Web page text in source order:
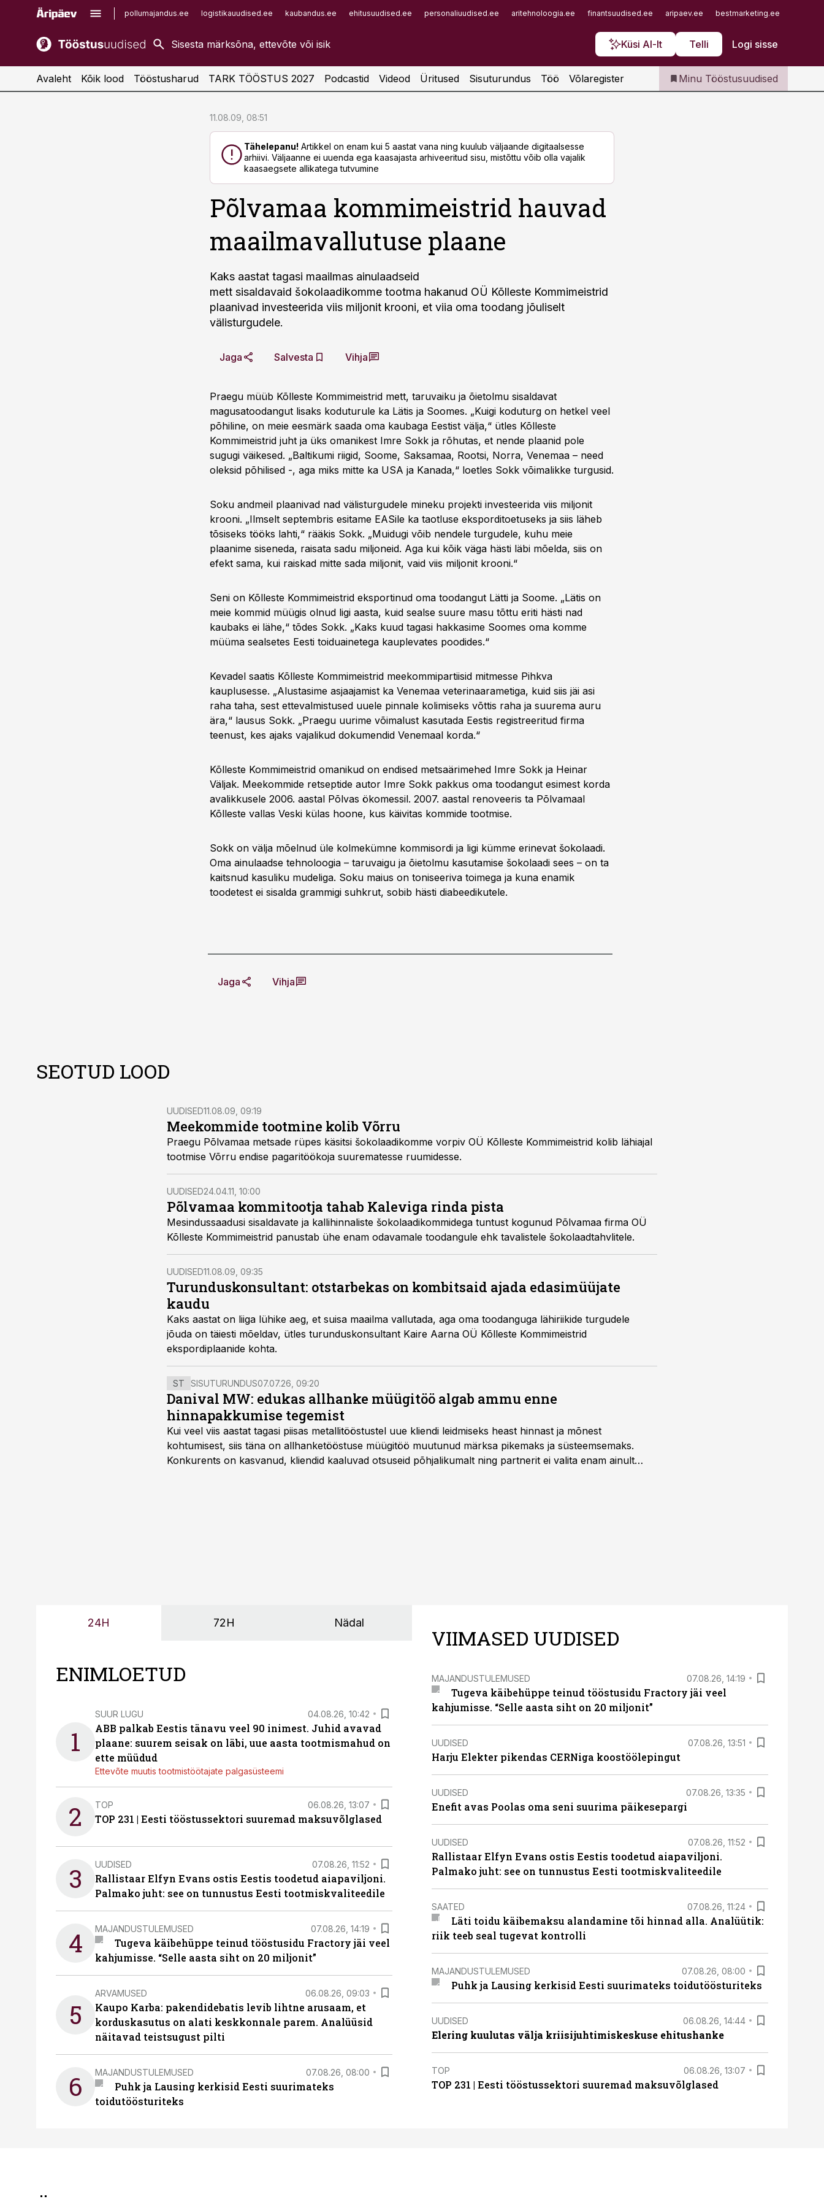
pollumajandus.ee logistikauudised.ee kaubandus.ee ehitusuudised.ee personaliuudised.ee aritehnoloogia.ee finantsuudised.ee aripaev.ee bestmarketing.ee
Küsi AI-lt Telli Logi sisse
kaubandus.ee
kinnisvarauudised.ee
imelineajalugu.ee
Infopank
Iseteenindus
Telli Tööstusuudised
Avaleht Kõik lood Tööstusharud TARK TÖÖSTUS 2027 Podcastid Videod Üritused Sisuturundus Töö Võlaregister Minu Tööstusuudised
11.08.09, 08:51
Tähelepanu! Artikkel on enam kui 5 aastat vana ning kuulub väljaande digitaalsesse
arhiivi. Väljaanne ei uuenda ega kaasajasta arhiveeritud sisu, mistõttu võib olla vajalik
kaasaegsete allikatega tutvumine
Põlvamaa kommimeistrid hauvad
maailmavallutuse plaane
Kaks aastat tagasi maailmas ainulaadseid
mett sisaldavaid šokolaadikomme tootma hakanud OÜ Kõlleste Kommimeistrid
plaanivad investeerida viis miljonit krooni, et viia oma toodang jõuliselt
välisturgudele.
Jaga Salvesta Vihja
Praegu müüb Kõlleste Kommimeistrid mett, taruvaiku ja õietolmu sisaldavat
magusatoodangut lisaks koduturule ka Lätis ja Soomes. „Kuigi koduturg on hetkel veel
põhiline, on meie eesmärk saada oma kaubaga Eestist välja,“ ütles Kõlleste
Kommimeistrid juht ja üks omanikest Imre Sokk ja rõhutas, et nende plaanid pole
sugugi väikesed. „Baltikumi riigid, Soome, Saksamaa, Rootsi, Norra, Venemaa – need
oleksid põhilised -, aga miks mitte ka USA ja Kanada,“ loetles Sokk võimalikke turgusid.
Soku andmeil plaanivad nad välisturgudele mineku projekti investeerida viis miljonit
krooni. „Ilmselt septembris esitame EASile ka taotluse eksporditoetuseks ja siis läheb
tõsiseks tööks lahti,“ rääkis Sokk. „Muidugi võib nendele turgudele, kuhu meie
plaanime siseneda, raisata sadu miljoneid. Aga kui kõik väga hästi läbi mõelda, siis on
efekt sama, kui raiskad mitte sada miljonit, vaid viis miljonit krooni.“
Seni on Kõlleste Kommimeistrid eksportinud oma toodangut Lätti ja Soome. „Lätis on
meie kommid müügis olnud ligi aasta, kuid sealse suure masu tõttu eriti hästi nad
kaubaks ei lähe,“ tõdes Sokk. „Kaks kuud tagasi hakkasime Soomes oma komme
müüma sealsetes Eesti toiduainetega kauplevates poodides.“
Kevadel saatis Kõlleste Kommimeistrid meekommipartiisid mitmesse Pihkva
kauplusesse. „Alustasime asjaajamist ka Venemaa veterinaarametiga, kuid siis jäi asi
raha taha, sest ettevalmistused uuele pinnale kolimiseks võttis raha ja suurema auru
ära,“ lausus Sokk. „Praegu uurime võimalust kasutada Eestis registreeritud firma
teenust, kes ajaks vajalikud dokumendid Venemaal korda.“
Kõlleste Kommimeistrid omanikud on endised metsaärimehed Imre Sokk ja Heinar
Väljak. Meekommide retseptide autor Imre Sokk pakkus oma toodangut esimest korda
avalikkusele 2006. aastal Põlvas ökomessil. 2007. aastal renoveeris ta Põlvamaal
Kõlleste vallas Veski külas hoone, kus käivitas kommide tootmise.
Sokk on välja mõelnud üle kolmekümne kommisordi ja ligi kümme erinevat šokolaadi.
Oma ainulaadse tehnoloogia – taruvaigu ja õietolmu kasutamise šokolaadi sees – on ta
kaitsnud kasuliku mudeliga. Soku maius on toniseeriva toimega ja kuna enamik
toodetest ei sisalda grammigi suhkrut, sobib hästi diabeedikutele.
Jaga Vihja
SEOTUD LOOD
UUDISED11.08.09, 09:19
Meekommide tootmine kolib Võrru
Praegu Põlvamaa metsade rüpes käsitsi šokolaadikomme vorpiv OÜ Kõlleste Kommimeistrid kolib lähiajal
tootmise Võrru endise pagaritöökoja suurematesse ruumidesse.
UUDISED24.04.11, 10:00
Põlvamaa kommitootja tahab Kaleviga rinda pista
Mesindussaadusi sisaldavate ja kallihinnaliste šokolaadikommidega tuntust kogunud Põlvamaa firma OÜ
Kõlleste Kommimeistrid panustab ühe enam odavamale toodangule ehk tavalistele šokolaadtahvlitele.
UUDISED11.08.09, 09:35
Turunduskonsultant: otstarbekas on kombitsaid ajada edasimüüjate
kaudu
Kaks aastat on liiga lühike aeg, et suisa maailma vallutada, aga oma toodanguga lähiriikide turgudele
jõuda on täiesti mõeldav, ütles turunduskonsultant Kaire Aarna OÜ Kõlleste Kommimeistrid
ekspordiplaanide kohta.
ST SISUTURUNDUS07.07.26, 09:20
Danival MW: edukas allhanke müügitöö algab ammu enne
hinnapakkumise tegemist
Kui veel viis aastat tagasi piisas metallitööstustel uue kliendi leidmiseks heast hinnast ja mõnest
kohtumisest, siis täna on allhanketööstuse müügitöö muutunud märksa pikemaks ja süsteemsemaks.
Konkurents on kasvanud, kliendid kaaluvad otsuseid põhjalikumalt ning partnerit ei valita enam ainult
24H 72H Nädal
ENIMLOETUD
1
SUUR LUGU 04.08.26, 10:42
ABB palkab Eestis tänavu veel 90 inimest. Juhid avavad
plaane: suurem seisak on läbi, uue aasta tootmismahud on
ette müüdud
Ettevõte muutis tootmistöötajate palgasüsteemi
2 TOP 06.08.26, 13:07
TOP 231 | Eesti tööstussektori suuremad maksuvõlglased
3 UUDISED 07.08.26, 11:52
Rallistaar Elfyn Evans ostis Eestis toodetud aiapaviljoni.
Palmako juht: see on tunnustus Eesti tootmiskvaliteedile
4 MAJANDUSTULEMUSED 07.08.26, 14:19
Tugeva käibehüppe teinud tööstusidu Fractory jäi veel
kahjumisse. “Selle aasta siht on 20 miljonit”
5
ARVAMUSED 06.08.26, 09:03
Kaupo Karba: pakendidebatis levib lihtne arusaam, et
korduskasutus on alati keskkonnale parem. Analüüsid
näitavad teistsugust pilti
6 MAJANDUSTULEMUSED 07.08.26, 08:00
Puhk ja Lausing kerkisid Eesti suurimateks
toidutöösturiteks
VIIMASED UUDISED
MAJANDUSTULEMUSED 07.08.26, 14:19
Tugeva käibehüppe teinud tööstusidu Fractory jäi veel
kahjumisse. “Selle aasta siht on 20 miljonit”
UUDISED 07.08.26, 13:51
Harju Elekter pikendas CERNiga koostöölepingut
UUDISED 07.08.26, 13:35
Enefit avas Poolas oma seni suurima päikesepargi
UUDISED 07.08.26, 11:52
Rallistaar Elfyn Evans ostis Eestis toodetud aiapaviljoni.
Palmako juht: see on tunnustus Eesti tootmiskvaliteedile
SAATED 07.08.26, 11:24
Läti toidu käibemaksu alandamine tõi hinnad alla. Analüütik:
riik teeb seal tugevat kontrolli
MAJANDUSTULEMUSED 07.08.26, 08:00
Puhk ja Lausing kerkisid Eesti suurimateks toidutöösturiteks
UUDISED 06.08.26, 14:44
Elering kuulutas välja kriisijuhtimiskeskuse ehitushanke
TOP 06.08.26, 13:07
TOP 231 | Eesti tööstussektori suuremad maksuvõlglased